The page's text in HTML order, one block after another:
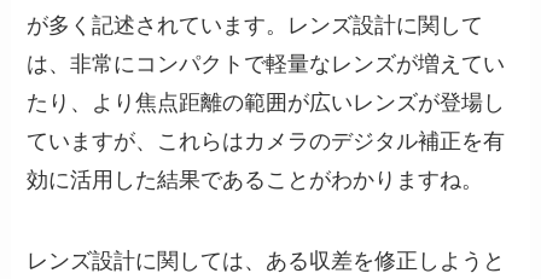
が多く記述されています。レンズ設計に関して
は、非常にコンパクトで軽量なレンズが増えてい
たり、より焦点距離の範囲が広いレンズが登場し
ていますが、これらはカメラのデジタル補正を有
効に活用した結果であることがわかりますね。
レンズ設計に関しては、ある収差を修正しようと